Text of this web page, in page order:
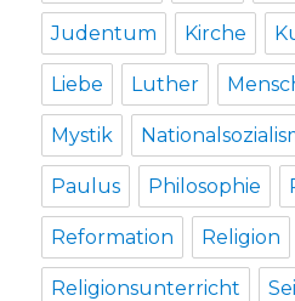
Judentum Kirche
Liebe Luther
Mystik
Paulus Philosophie
Reformation Religion
Religionsunterricht